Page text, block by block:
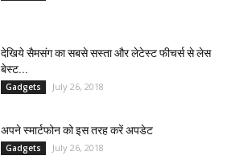
देखिये सैमसंग का सबसे सस्ता और लेटेस्ट फीचर्स से लेस
बेस्ट...
Gadgets July 26, 2018
अपने स्मार्टफोन को इस तरह करें अपडेट
Gadgets July 26, 2018